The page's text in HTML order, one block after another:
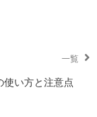
一覧
使い方と注意点